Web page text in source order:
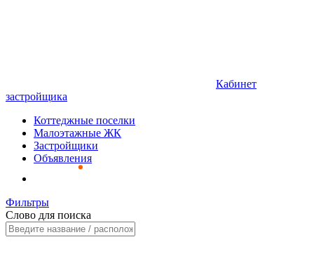
Кабинет
застройщика
Коттеджные поселки
Малоэтажные ЖК
Застройщики
Объявления
Фильтры
Слово для поиска